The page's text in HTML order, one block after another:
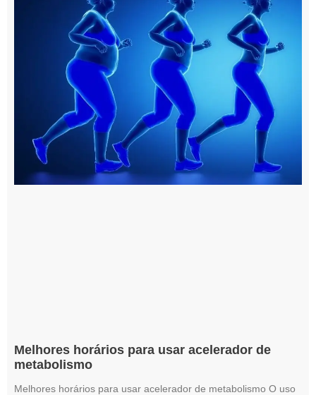
Melhores horários para usar acelerador de
metabolismo
Melhores horários para usar acelerador de metabolismo O uso